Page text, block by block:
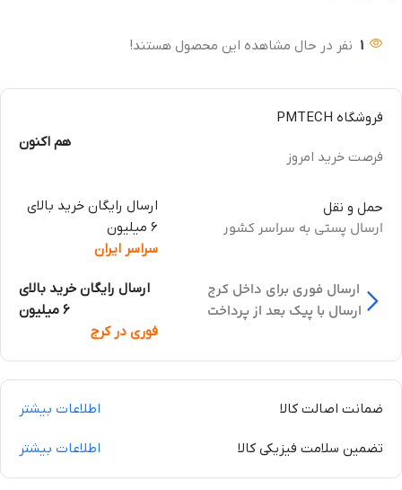
1 نفر در حال مشاهده این محصول هستند!
فروشگاه PMTECH
فرصت خرید امروز
هم اکنون
حمل و نقل
ارسال پستی به سراسر کشور
ارسال رایگان خرید بالای
6 میلیون
سراسر ایران
ارسال فوری برای داخل کرج
ارسال با پیک بعد از پرداخت
ارسال رایگان خرید بالای
6 میلیون
فوری در کرج
ضمانت اصالت کالا اطلاعات بیشتر
تضمین سلامت فیزیکی کالا اطلاعات بیشتر